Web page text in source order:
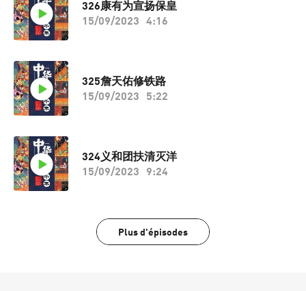
326康有为宣扬保皇
15/09/2023
4:16
325詹天佑修铁路
15/09/2023
5:22
324义和团扶清灭洋
15/09/2023
9:24
Plus d'épisodes